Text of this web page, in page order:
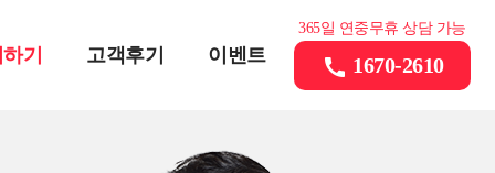
기 고객후기 이벤트
365일 연중무휴 상담 가능
call 1670-2610